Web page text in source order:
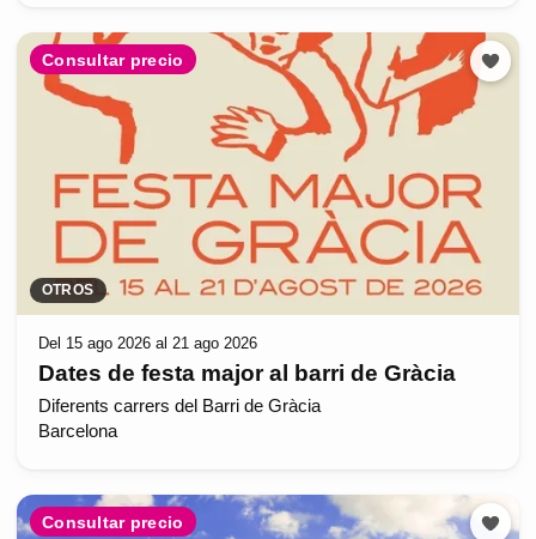
Consultar precio
OTROS
Del 15 ago 2026 al 21 ago 2026
Dates de festa major al barri de Gràcia
Diferents carrers del Barri de Gràcia
Barcelona
Consultar precio